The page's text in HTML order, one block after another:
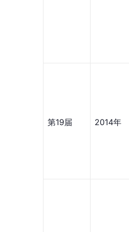
第19届 2014年